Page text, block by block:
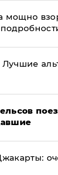
мощно